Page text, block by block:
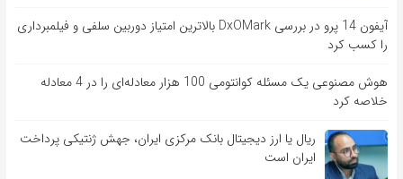
آیفون 14 پرو در بررسی DxOMark بالاترین امتیاز دوربین سلفی و فیلمبرداری
را کسب کرد
هوش مصنوعی یک مسئله کوانتومی 100 هزار معادله‌‎ای را در 4 معادله
خلاصه کرد
ریال یا ارز دیجیتال بانک مرکزی ایران، جهش ژنتیکی پرداخت
ایران است